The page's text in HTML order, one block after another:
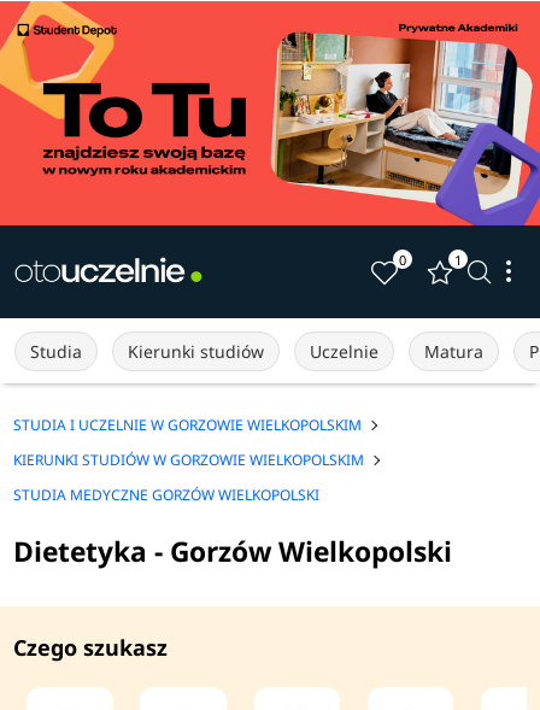
0 1
Studia Kierunki studiów Uczelnie Matura
STUDIA I UCZELNIE W GORZOWIE WIELKOPOLSKIM
KIERUNKI STUDIÓW W GORZOWIE WIELKOPOLSKIM
STUDIA MEDYCZNE GORZÓW WIELKOPOLSKI
Dietetyka - Gorzów Wielkopolski
Czego szukasz